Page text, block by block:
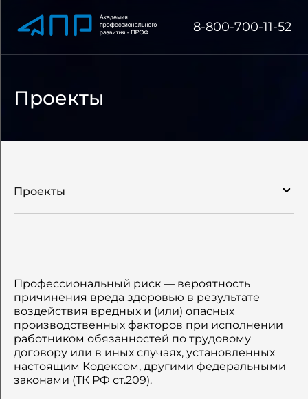
8-800-700-11-52
Проекты
Проекты
Профессиональный риск — вероятность
причинения вреда здоровью в результате
воздействия вредных и (или) опасных
производственных факторов при исполнении
работником обязанностей по трудовому
договору или в иных случаях, установленных
настоящим Кодексом, другими федеральными
законами (ТК РФ ст.209).